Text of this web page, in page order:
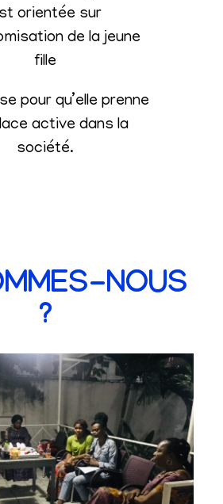
orientée sur
de la jeune
fille
pour qu’elle prenne
active dans la
société.
NOUS
?